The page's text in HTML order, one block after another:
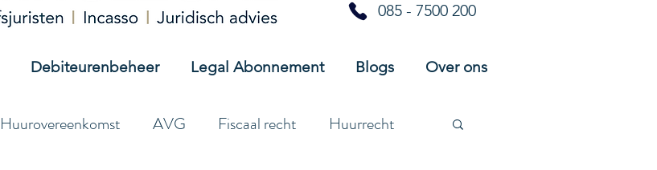
085 - 7500 200
Debiteurenbeheer Legal Abonnement Blogs Over ons
Huurovereenkomst AVG Fiscaal recht Huurrecht